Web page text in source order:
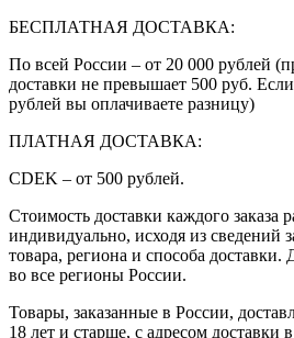
БЕСПЛАТНАЯ ДОСТАВКА:
По всей России – от 20 000 рублей
доставки не превышает 500 руб.
рублей вы оплачиваете разницу)
ПЛАТНАЯ ДОСТАВКА:
CDEK – от 500 рублей.
Стоимость доставки каждого заказа
индивидуально, исходя из сведений
товара, региона и способа доставки.
во все регионы России.
Товары, заказанные в России,
18 лет и старше, с адресом доставки